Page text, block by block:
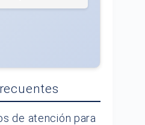
de atención para